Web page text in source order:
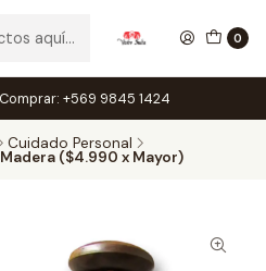
0
+569 9845 1424
Cuidado Personal
($4.990 x Mayor)